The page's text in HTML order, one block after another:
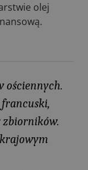
olej
ościennych.
francuski,
zbiorników.